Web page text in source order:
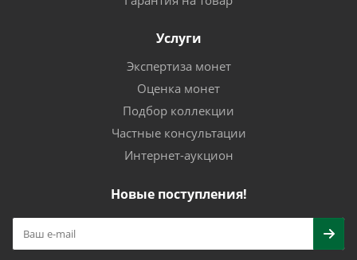
Услуги
Экспертиза монет
Оценка монет
Подбор коллекции
Частные консультации
Интернет-аукцион
Новые поступления!